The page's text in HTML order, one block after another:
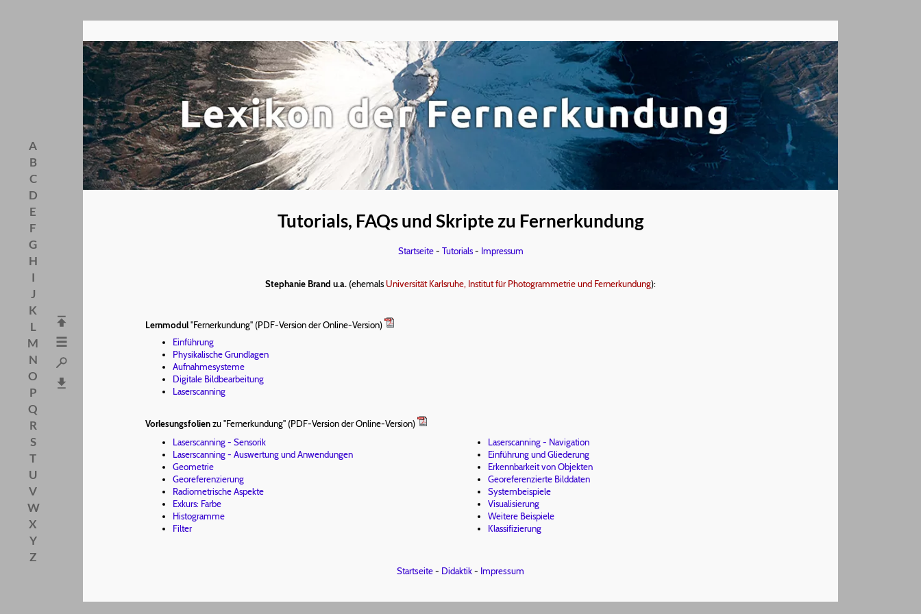
A
B
C
D
E
F
G
H
I
J
K
L
M
N
O
P
Q
R
S
T
U
V
W
X
Y
Z
Tutorials, FAQs und Skripte zu Fernerkundung
Startseite- Tutorials- Impressum
Stephanie Brand u.a. (ehemals Universität Karlsruhe, Institut für Photogrammetrie und Fernerkundung):
Lernmodul"Fernerkundung" (PDF-Version der Online-Version)
Einführung
Physikalische Grundlagen
Aufnahmesysteme
Digitale Bildbearbeitung
Laserscanning
Vorlesungsfolienzu "Fernerkundung" (PDF-Version der Online-Version)
Laserscanning - Sensorik
Laserscanning - Navigation
Laserscanning - Auswertung und Anwendungen
Einführung und Gliederung
Geometrie
Erkennbarkeit von Objekten
Georeferenzierung
Georeferenzierte Bilddaten
Radiometrische Aspekte
Systembeispiele
Exkurs: Farbe
Visualisierung
Histogramme
Weitere Beispiele
Filter
Klassifizierung
Startseite- Didaktik- Impressum